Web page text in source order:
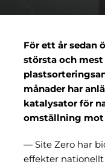
För ett år sedan
största och mest
månader har
katalysator för
omställning mot
— Site Zero har
effekter